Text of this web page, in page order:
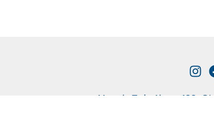
Marcelo T. de Alvear 120,